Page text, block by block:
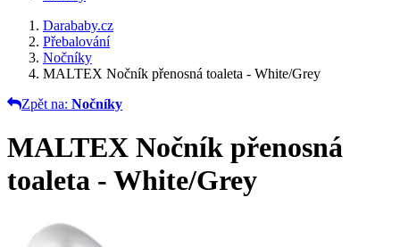
Darababy.cz
Přebalování
Nočníky
MALTEX Nočník přenosná toaleta - White/Grey
Zpět na: Nočníky
MALTEX Nočník přenosná
toaleta - White/Grey